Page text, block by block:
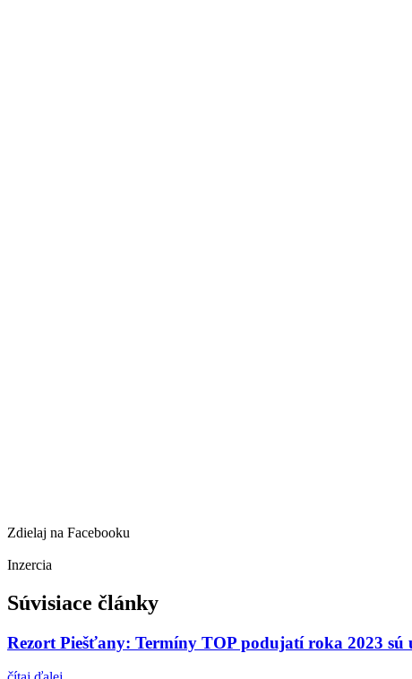
Zdielaj na Facebooku
Inzercia
Súvisiace články
Rezort Piešťany: Termíny TOP podujatí roka 2023 sú